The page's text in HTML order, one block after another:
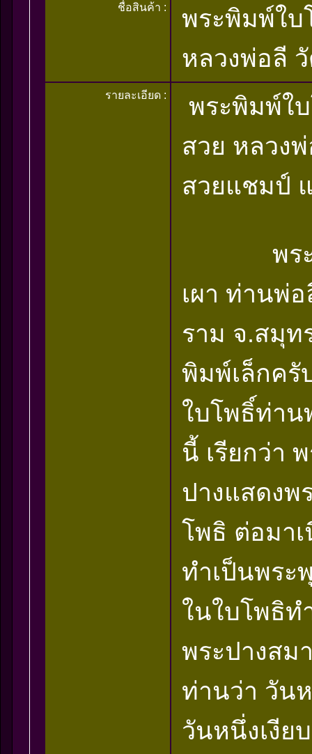
ชื่อสินค้า :
พระพิมพ์ใบ
หลวงพ่อลี
รายละเอียด :
พระพิมพ์ใ
สวย หลวง
สวยแชมป์
พระโพ
เผา ท่านพ่
ราม จ.สมุท
พิมพ์เล็กครั
ใบโพธิ์ท่า
นี้ เรียกว่า
ปางแสดงพ
โพธิ ต่อมา
ทำเป็นพระ
ในใบโพธิท
พระปางสม
ท่านว่า วัน
วันหนึ่งเงีย